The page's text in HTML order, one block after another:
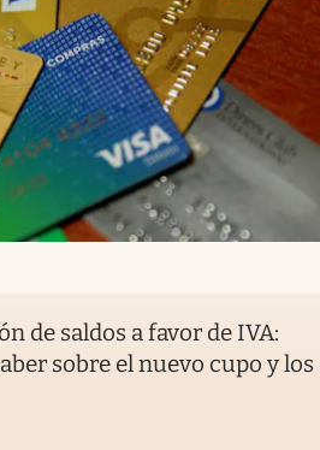
de saldos a favor de IVA:
sobre el nuevo cupo y los